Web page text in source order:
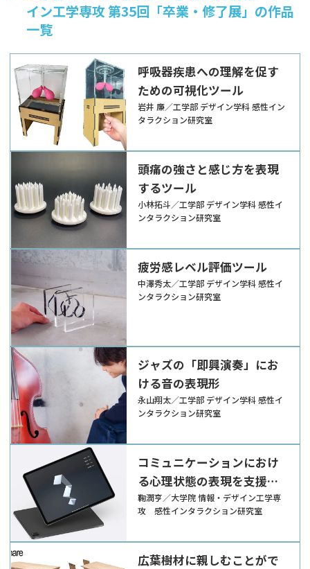
イン工学専攻 第35回「卒業・修了展」の作品
一覧
呼吸器疾患への理解を促す
ための可視化ツール
岩井 廉／工学部 デザイン学科 感性イン
タラクション研究室
頭痛の強さと感じ方を表現
するツール
小林拓斗／工学部 デザイン学科 感性イ
ンタラクション研究室
疲労感レベル評価ツール
中澤秀太／工学部 デザイン学科 感性イ
ンタラクション研究室
ジャズの「即興演奏」にお
ける音の表現形
永山翔太／工学部 デザイン学科 感性イ
ンタラクション研究室
コミュニケーションにおけ
る心理状態の表現を支援す
るための感性評価ツールの
開発
鞠潤亨／大学院 情報・デザイン工学専
攻 感性インタラクション研究室
広葉樹材に親しむことがで